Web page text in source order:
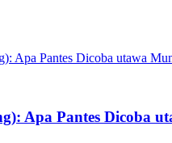
Apa Pantes Dicoba